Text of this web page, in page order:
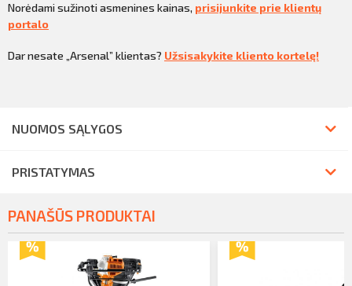
Norėdami sužinoti asmenines kainas, prisijunkite prie klientų
portalo
Dar nesate „Arsenal” klientas? Užsisakykite kliento kortelę!
NUOMOS SĄLYGOS
PRISTATYMAS
PANAŠŪS PRODUKTAI